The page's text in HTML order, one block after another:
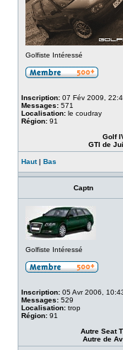
Golfiste Intéressé
Inscription: 07 Fév 2009,
Messages: 571
Localisation: le coudray
Région: 91
Golf
GTI de
Haut| Bas
Captn
Golfiste Intéressé
Inscription: 05 Avr 2006,
Messages: 529
Localisation: trop
Région: 91
Autre Seat
Autre de